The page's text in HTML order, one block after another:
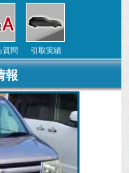
質問
に関
ある
しま
引取実績
た車や下取り
で買取った車
の実績デー
タ。
報